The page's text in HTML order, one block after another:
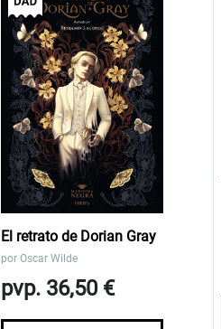
El retrato de Dorian Gray
por Oscar Wilde
pvp. 36,50 €